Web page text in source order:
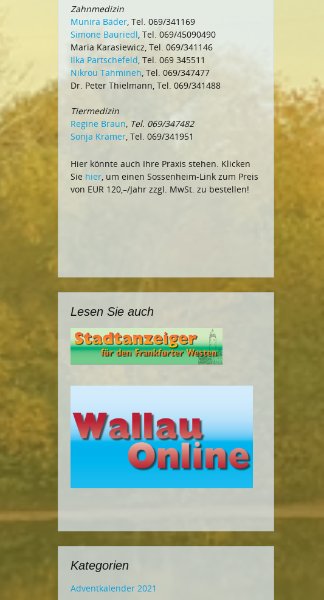
Zahnmedizin
Munira Bäder, Tel. 069/341169
Simone Bauriedl, Tel. 069/45090490
Maria Karasiewicz, Tel. 069/341146
Ilka Partschefeld, Tel. 069 345511
Nikrou Tahmineh, Tel. 069/347477
Dr. Peter Thielmann, Tel. 069/341488
Tiermedizin
Regine Braun, Tel. 069/347482
Sonja Krämer, Tel. 069/341951
Hier könnte auch Ihre Praxis stehen. Klicken
Sie hier, um einen Sossenheim-Link zum Preis
von EUR 120,–/Jahr zzgl. MwSt. zu bestellen!
Lesen Sie auch
Kategorien
Adventkalender 2021